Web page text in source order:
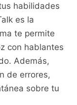
habilidades
es la
te ‌permite
con hablantes
Además,
de​ errores,
sobre tu